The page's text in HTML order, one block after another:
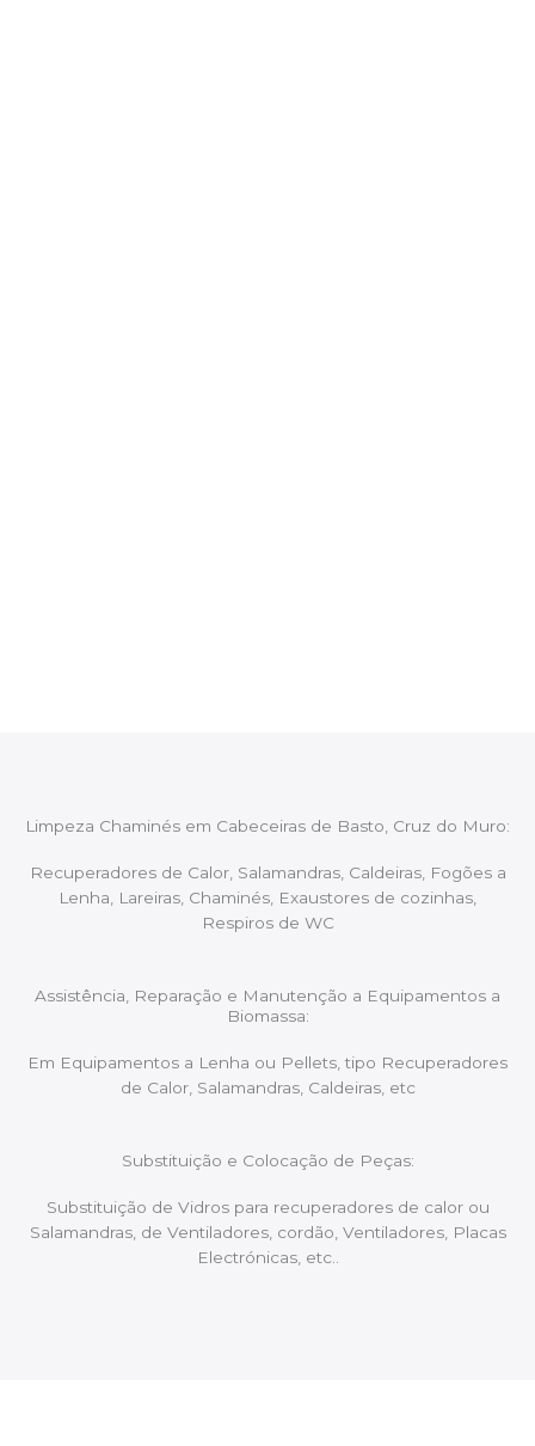
Limpeza Chaminés em Cabeceiras de Basto, Cruz do Muro:
Recuperadores de Calor, Salamandras, Caldeiras, Fogões a
Lenha, Lareiras, Chaminés, Exaustores de cozinhas,
Respiros de WC
Assistência, Reparação e Manutenção a Equipamentos a
Biomassa:
Em Equipamentos a Lenha ou Pellets, tipo Recuperadores
de Calor, Salamandras, Caldeiras, etc
Substituição e Colocação de Peças:
Substituição de Vidros para recuperadores de calor ou
Salamandras, de Ventiladores, cordão, Ventiladores, Placas
Electrónicas, etc..